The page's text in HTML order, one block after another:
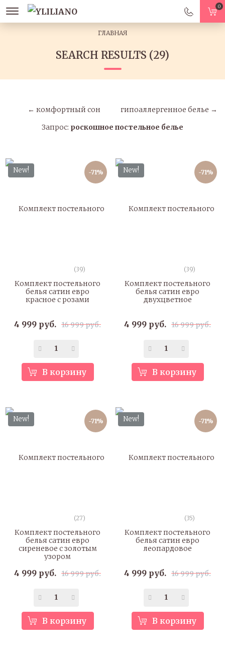
0
ГЛАВНАЯ
SEARCH RESULTS (29)
гипоаллергенное белье →
← комфортный сон
Запрос: роскошное постельное белье
New! -71%
(39)
Комплект постельного
белья сатин евро
красное с розами
4 999 руб. 16 999 руб.
В корзину
New! -71%
(39)
Комплект постельного
белья сатин евро
двухцветное
4 999 руб. 16 999 руб.
В корзину
New! -71%
(27)
Комплект постельного
белья сатин евро
сиреневое с золотым
узором
4 999 руб. 16 999 руб.
В корзину
New! -71%
(35)
Комплект постельного
белья сатин евро
леопардовое
4 999 руб. 16 999 руб.
В корзину